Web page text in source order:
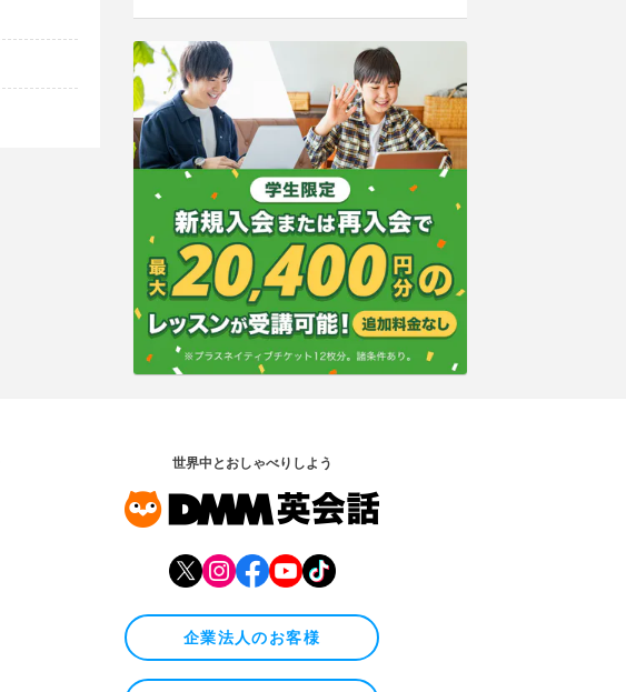
世界中とおしゃべりしよう
企業法人のお客様